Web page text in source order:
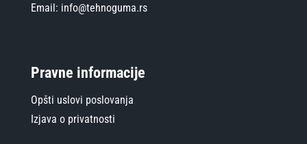
Email: info@tehnoguma.rs
Pravne informacije
Opšti uslovi poslovanja
Izjava o privatnosti